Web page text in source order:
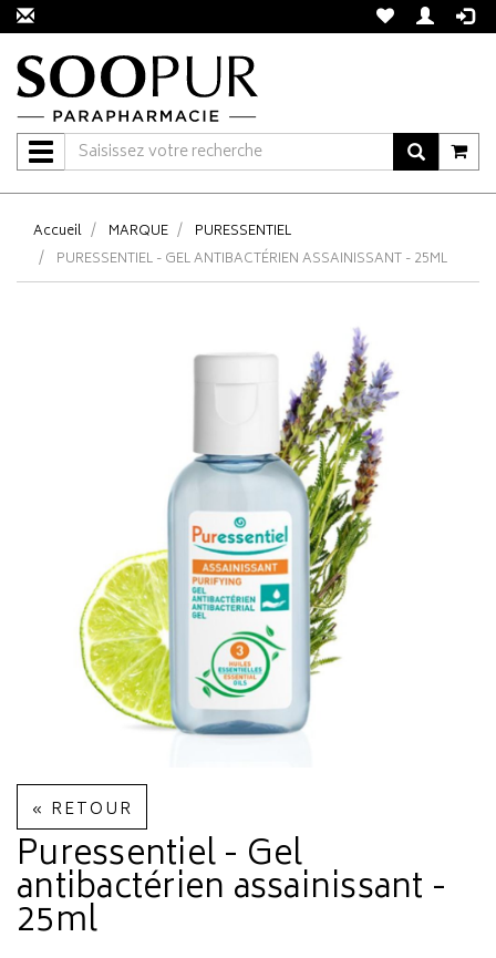
Navigation
Accueil MARQUE
PURESSENTIEL
PURESSENTIEL - GEL ANTIBACTÉRIEN ASSAINISSANT - 25ML
« RETOUR
Puressentiel - Gel
antibactérien assainissant -
25ml